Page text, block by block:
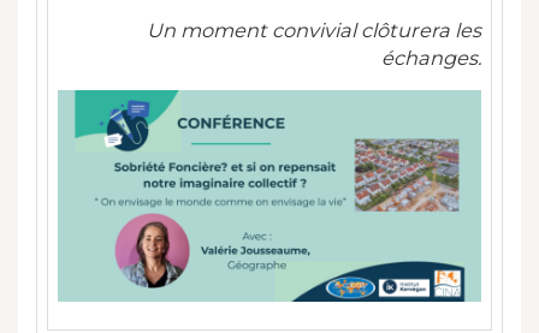
Un moment convivial clôturera les
échanges.